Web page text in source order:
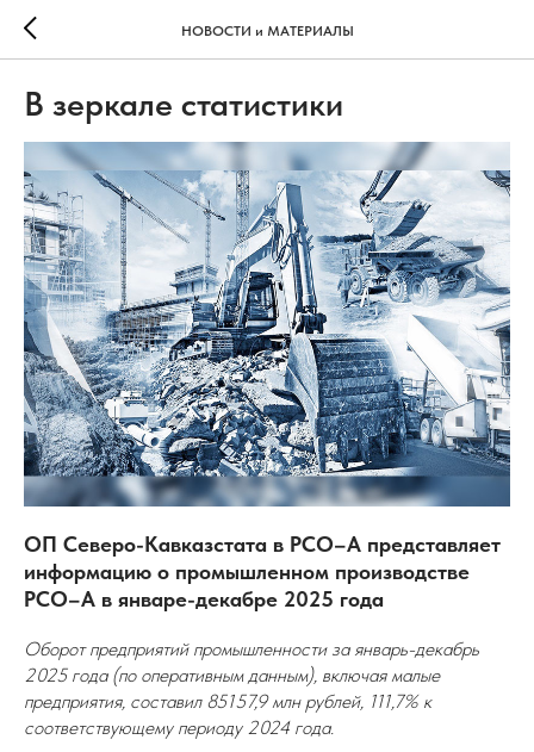
НОВОСТИ и МАТЕРИАЛЫ
В зеркале статистики
ОП Северо-Кавказстата в РСО–А представляет
информацию о промышленном производстве
РСО–А в январе-декабре 2025 года
Оборот предприятий промышленности за январь-декабрь
2025 года (по оперативным данным), включая малые
предприятия, составил 85157,9 млн рублей, 111,7% к
соответствующему периоду 2024 года.